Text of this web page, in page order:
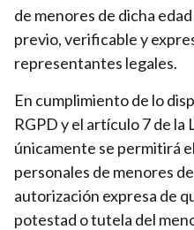
de menores de dicha
previo, verificable y
representantes legales.
En cumplimiento de lo
RGPD y el artículo 7 de
únicamente se permitirá
personales de menores
autorización expresa de
potestad o tutela del